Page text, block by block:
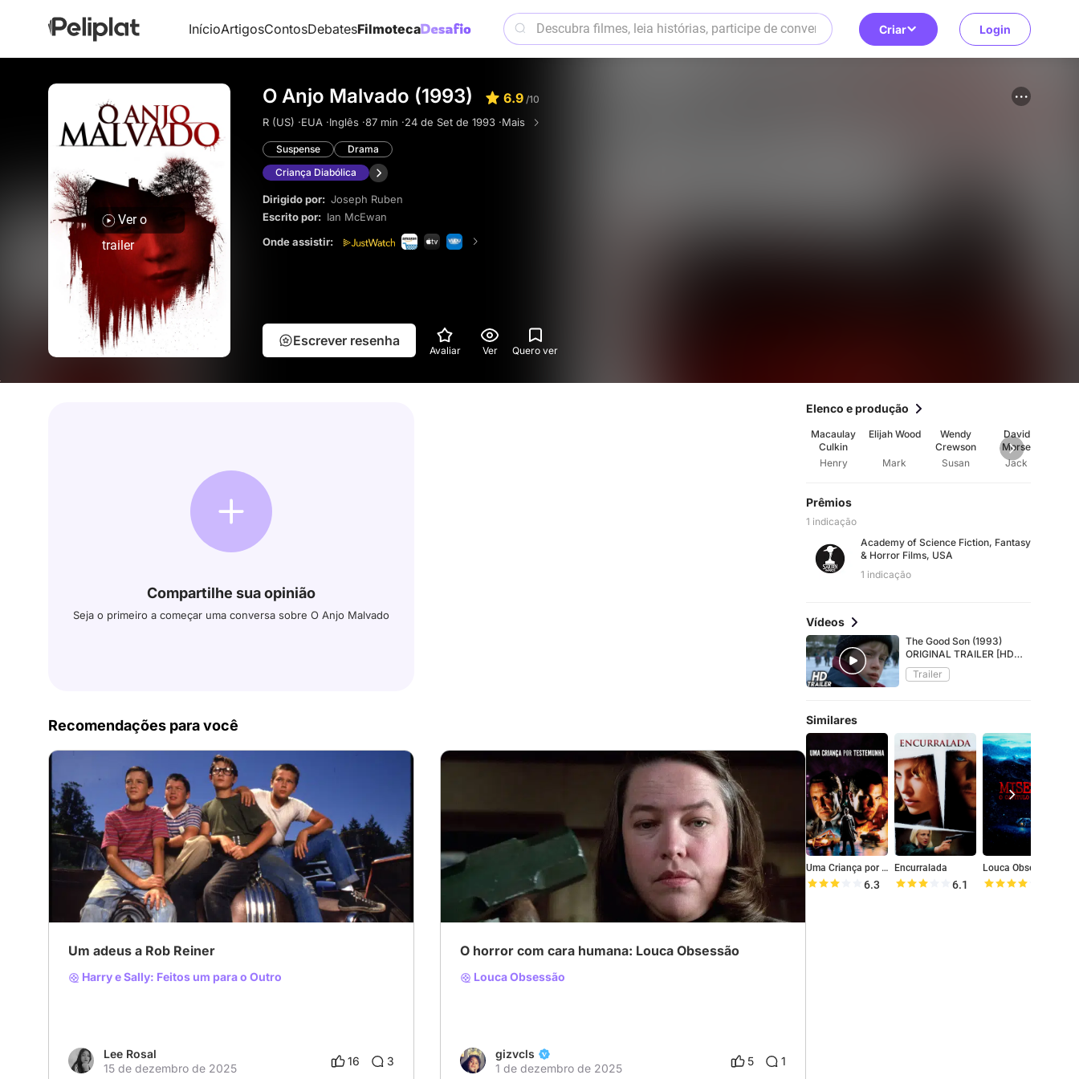
InícioArtigosContosDebatesFilmoteca Criar Login
Ver o
trailer
O Anjo Malvado (1993) 6.9 /10
R (US) ·EUA ·Inglês ·87 min ·24 de Set de 1993 ·Mais
Suspense
Drama
Criança Diabólica
Dirigido por: Joseph Ruben
Escrito por: Ian McEwan
Onde assistir:
Escrever resenha
Avaliar Ver Quero ver
Compartilhe sua opinião
Seja o primeiro a começar uma conversa sobre O Anjo Malvado
Recomendações para você
Um adeus a Rob Reiner
Harry e Sally: Feitos um para o Outro
Lee Rosal
15 de dezembro de 2025
16 3
O horror com cara humana: Louca Obsessão
Louca Obsessão
gizvcls
1 de dezembro de 2025
5 1
Elenco e produção
Macaulay
Culkin
Henry
Elijah Wood
Mark
Wendy
Crewson
Susan
David
Morse
Jack
Prêmios
1 indicação
Academy of Science Fiction, Fantasy
& Horror Films, USA
1 indicação
Vídeos
The Good Son (1993)
ORIGINAL TRAILER [HD
1080p]
Trailer
Similares
Uma Criança por Testemunha
6.3
Encurralada
6.1
Louca Obsessão